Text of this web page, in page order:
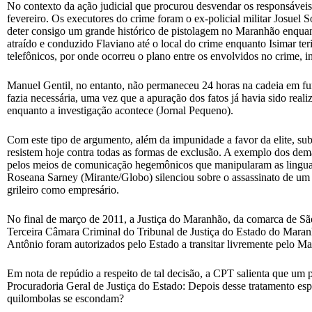
No contexto da ação judicial que procurou desvendar os
fevereiro. Os executores do crime foram o ex-policial militar Josuel
deter consigo um grande histórico de pistolagem no Maranhão
atraído e conduzido Flaviano até o local do crime enquanto Isimar
telefônicos, por onde ocorreu o plano entre os envolvidos no
Manuel Gentil, no entanto, não permaneceu 24 horas na cadeia em
fazia necessária, uma vez que a apuração dos fatos já havia sido
enquanto a investigação acontece (Jornal Pequeno).
Com este tipo de argumento, além da impunidade a favor da elite,
resistem hoje contra todas as formas de exclusão. A exemplo dos
pelos meios de comunicação hegemônicos que manipularam as
Roseana Sarney (Mirante/Globo) silenciou sobre o assassinato de
grileiro como empresário.
No final de março de 2011, a Justiça do Maranhão, da comarca de
Terceira Câmara Criminal do Tribunal de Justiça do Estado do
Antônio foram autorizados pelo Estado a transitar livremente pelo
Em nota de repúdio a respeito de tal decisão, a CPT salienta que
Procuradoria Geral de Justiça do Estado: Depois desse tratamento
quilombolas se escondam?